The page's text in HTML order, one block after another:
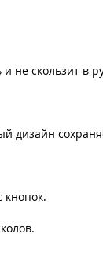
скользит в
дизайн